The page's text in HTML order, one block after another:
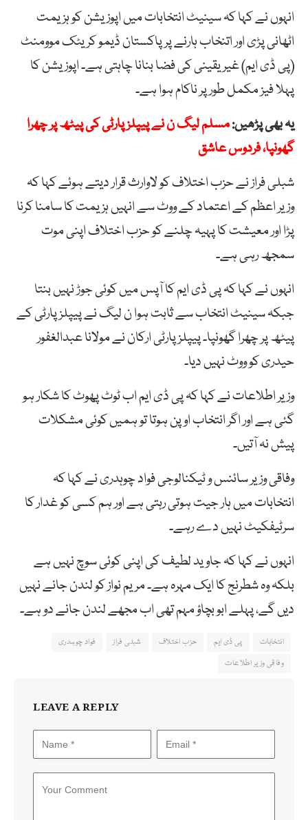
انہوں نے کہا کہ سینیٹ انتخابات میں اپوزیشن کو ہزیمت
اٹھانی پڑی اور اتنخاب ہارنے پر پاکستان ڈیمو کریٹک موومنٹ
(پی ڈی ایم) غیر یقینی کی فضا بنانا چاہتی ہے۔ اپوزیشن کا
پہلا فیز مکمل طور پر ناکام ہوا ہے۔
یہ بھی پڑھیں:مسلم لیگ ن نے پیپلز پارٹی کی پیٹھ پر چھرا
گھونپا، فردوس عاشق
شبلی فراز نے حزب اختلاف کو لاوارث قرار دیتے ہوئے کہا کہ
وزیر اعظم کے اعتماد کے ووٹ سے انہیں ہزیمت کا سامنا کرنا
پڑا اور معیشت کا پہیہ چلنے کو حزب اختلاف اپنی موت
سمجھ رہی ہے۔
انہوں نے کہا کہ پی ڈی ایم کا آپس میں کوئی جوڑ نہیں بنتا
جبکہ سینیٹ انتخاب سے ثابت ہوا ن لیگ نے پیپلز پارٹی کے
پیٹھ پر چھرا گھونپا۔ پیپلز پارٹی ارکان نے مولانا عبدالغفور
حیدری کو ووٹ نہیں دیا۔
وزیر اطلاعات نے کہا کہ پی ڈی ایم اب ٹوٹ پھوٹ کا شکار ہو
گئی ہے اور اگر انتخاب اوپن ہوتا تو ہمیں کوئی مشکلات
پیش نہ آتیں۔
وفاقی وزیر سائنس و ٹیکنالوجی فواد چوہدری نے کہا کہ
انتخابات میں ہار جیت ہوتی رہتی ہے اور ہم کسی کو غدار کا
سرٹیفکیٹ نہیں دے رہے۔
انہوں نے کہا کہ جاوید لطیف کی اپنی کوئی سوچ نہیں ہے
بلکہ وہ شطرنج کا ایک مہرہ ہے۔ مریم نواز کو لندن جانے نہیں
دیں گے، پہلے ابو بچاؤ مہم تھی اب مجھے لندن جانے دو ہے۔
انتخابات پی ڈی ایم حزب اختلاف شبلی فراز
فواد چوہدری
وفاقی وزیر اطلاعات
LEAVE A REPLY